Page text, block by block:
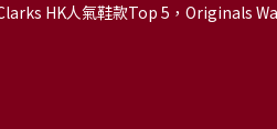
HK人氣鞋款Top 5，Originals